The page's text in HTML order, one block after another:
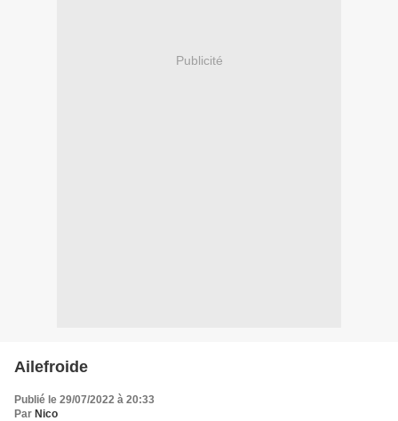
Publicité
Ailefroide
Publié le 29/07/2022 à 20:33
Par Nico